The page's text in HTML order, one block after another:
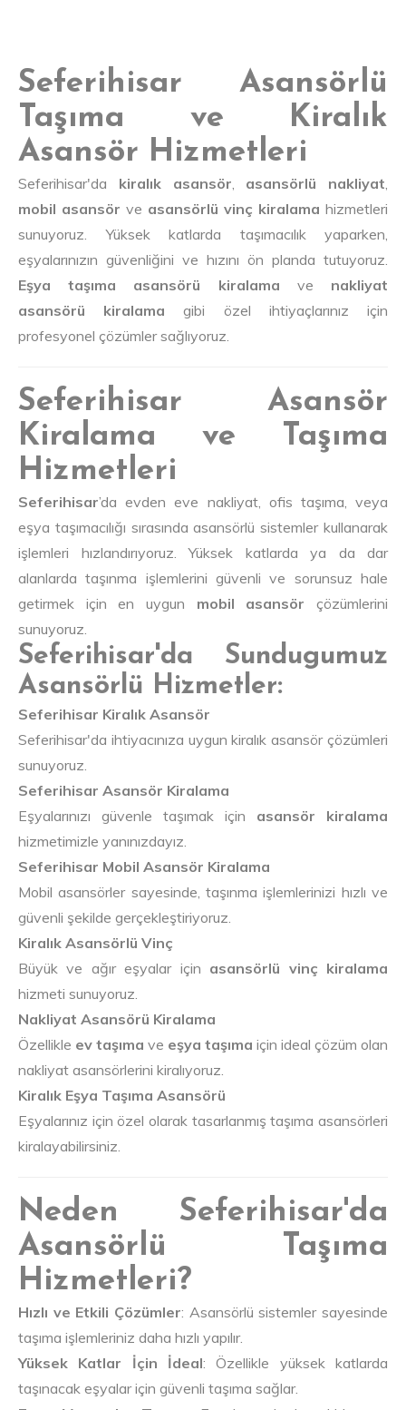
Seferihisar Asansörlü
Taşıma ve Kiralık
Asansör Hizmetleri
Seferihisar'da kiralık asansör asansörlü nakliyat
mobil asansör ve asansörlü vinç kiralama hizmetleri
sunuyoruz. Yüksek katlarda taşımacılık yaparken,
eşyalarınızın güvenliğini ve hızını ön planda tutuyoruz.
Eşya taşıma asansörü kiralama ve nakliyat
asansörü kiralama gibi özel ihtiyaçlarınız için
profesyonel çözümler sağlıyoruz.
Seferihisar Asansör
Kiralama ve Taşıma
Hizmetleri
Seferihisar’da evden eve nakliyat, ofis taşıma, veya
eşya taşımacılığı sırasında asansörlü sistemler kullanarak
işlemleri hızlandırıyoruz. Yüksek katlarda ya da dar
alanlarda taşınma işlemlerini güvenli ve sorunsuz hale
getirmek için en uygun mobil asansör çözümlerini
sunuyoruz.
Seferihisar'da Sundugumuz
Asansörlü Hizmetler:
Seferihisar Kiralık Asansör
Seferihisar'da ihtiyacınıza uygun kiralık asansör çözümleri
sunuyoruz.
Seferihisar Asansör Kiralama
Eşyalarınızı güvenle taşımak için asansör kiralama
hizmetimizle yanınızdayız.
Seferihisar Mobil Asansör Kiralama
Mobil asansörler sayesinde, taşınma işlemlerinizi hızlı ve
güvenli şekilde gerçekleştiriyoruz.
Kiralık Asansörlü Vinç
Büyük ve ağır eşyalar için asansörlü vinç kiralama
hizmeti sunuyoruz.
Nakliyat Asansörü Kiralama
Özellikle ev taşıma ve eşya taşıma için ideal çözüm olan
nakliyat asansörlerini kiralıyoruz.
Kiralık Eşya Taşıma Asansörü
Eşyalarınız için özel olarak tasarlanmış taşıma asansörleri
kiralayabilirsiniz.
Neden Seferihisar'da
Asansörlü Taşıma
Hizmetleri?
Hızlı ve Etkili Çözümler: Asansörlü sistemler sayesinde
taşıma işlemleriniz daha hızlı yapılır.
Yüksek Katlar İçin İdeal: Özellikle yüksek katlarda
taşınacak eşyalar için güvenli taşıma sağlar.